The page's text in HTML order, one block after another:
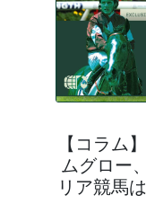
【コラム
ムグロー
リア競馬